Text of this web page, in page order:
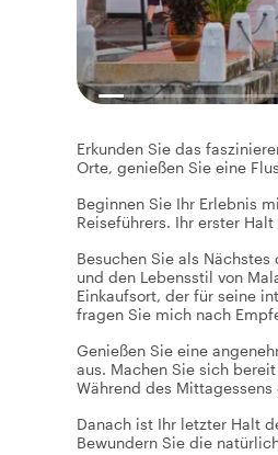
Erkunden Sie das
Orte, genießen Sie eine
Beginnen Sie Ihr Erlebnis
Reiseführers. Ihr erster
Besuchen Sie als
und den Lebensstil von
Einkaufsort, der für seine
fragen Sie mich nach
Genießen Sie eine
aus. Machen Sie sich
Während des
Danach ist Ihr letzter Halt
Bewundern Sie die